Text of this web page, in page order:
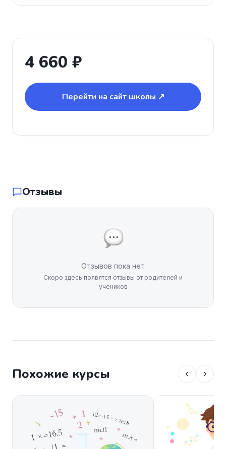
4 660 ₽
Перейти на сайт школы ↗
Отзывы
Отзывов пока нет
Скоро здесь появятся отзывы от родителей и
учеников
Похожие курсы ‹ ›